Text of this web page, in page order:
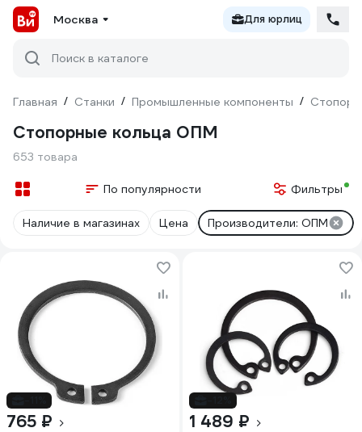
Москва Для юрлиц
Поиск в каталоге
Главная / Станки / Промышленные компоненты /
Стопорные кольца ОПМ
653 товара
По популярности Фильтры
Наличие в магазинах Цена Производители: ОПМ
765 ₽ 1 489 ₽